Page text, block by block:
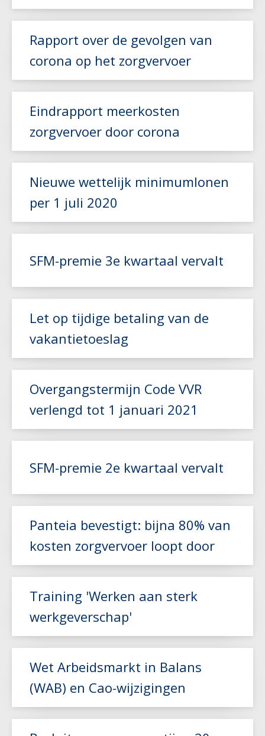
Lees meer
Rapport over de gevolgen van
corona op het zorgvervoer
Lees meer
Eindrapport meerkosten
zorgvervoer door corona
Lees meer
Nieuwe wettelijk minimumlonen
per 1 juli 2020
Lees meer
SFM-premie 3e kwartaal vervalt
Let op tijdige betaling van de
vakantietoeslag
Lees meer
Overgangstermijn Code VVR
verlengd tot 1 januari 2021
Lees meer
SFM-premie 2e kwartaal vervalt
Panteia bevestigt: bijna 80% van
kosten zorgvervoer loopt door
Training 'Werken aan sterk
werkgeverschap'
Wet Arbeidsmarkt in Balans
(WAB) en Cao-wijzigingen